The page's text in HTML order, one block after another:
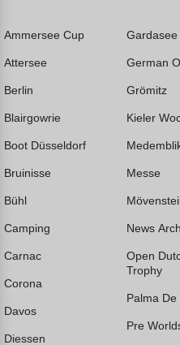
Ammersee Cup
Attersee
Berlin
Blairgowrie
Boot Düsseldorf
Bruinisse
Bühl
Camping
Carnac
Corona
Davos
Diessen
Gardasee
German
Grömitz
Kieler
Messe
News
Open
Trophy
Palma De
Pre